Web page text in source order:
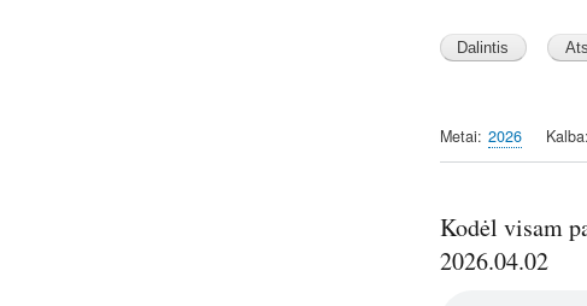
Metai 2026 Kalba
Kodėl visam
2026.04.02